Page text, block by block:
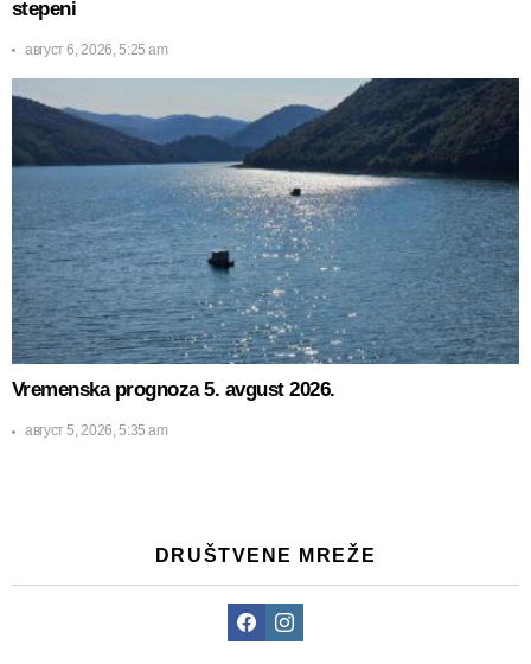
stepeni
август 6, 2026, 5:25 am
Vremenska prognoza 5. avgust 2026.
август 5, 2026, 5:35 am
DRUŠTVENE MREŽE
FacebookInstagram